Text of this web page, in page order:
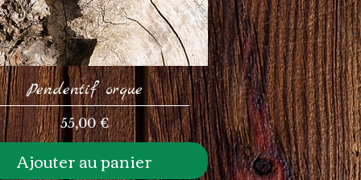
Pendentif orque
Prix
55,00 €
Ajouter au panier